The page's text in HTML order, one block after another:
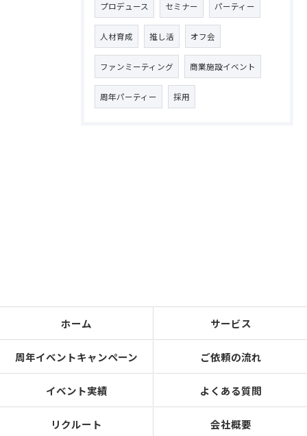
プロデュース セミナー パーティー
人材育成 推し活 オフ会
ファンミーティング 商業施設イベント
周年パーティー 採用
ホーム サービス
周年イベントキャンペーン ご依頼の流れ
イベント実績 よくある質問
リクルート 会社概要